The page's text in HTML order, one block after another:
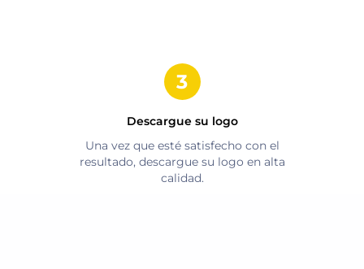
Descargue su logo
Una vez que esté satisfecho con el
resultado, descargue su logo en alta
calidad.